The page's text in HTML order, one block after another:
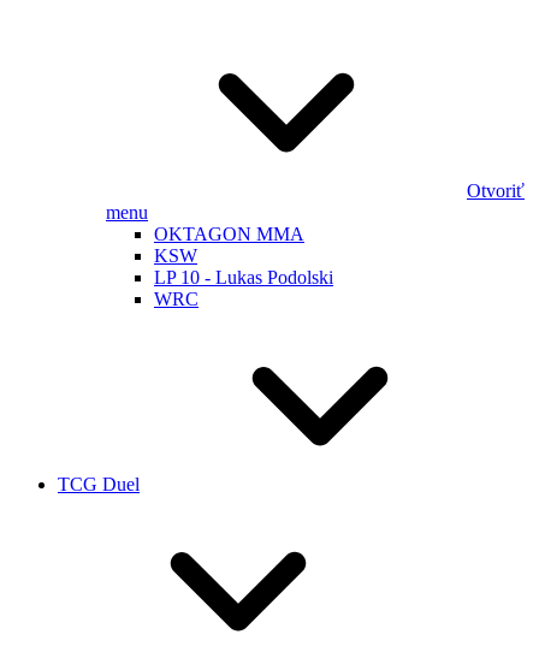
Otvoriť
menu
OKTAGON MMA
KSW
LP 10 - Lukas Podolski
WRC
TCG Duel